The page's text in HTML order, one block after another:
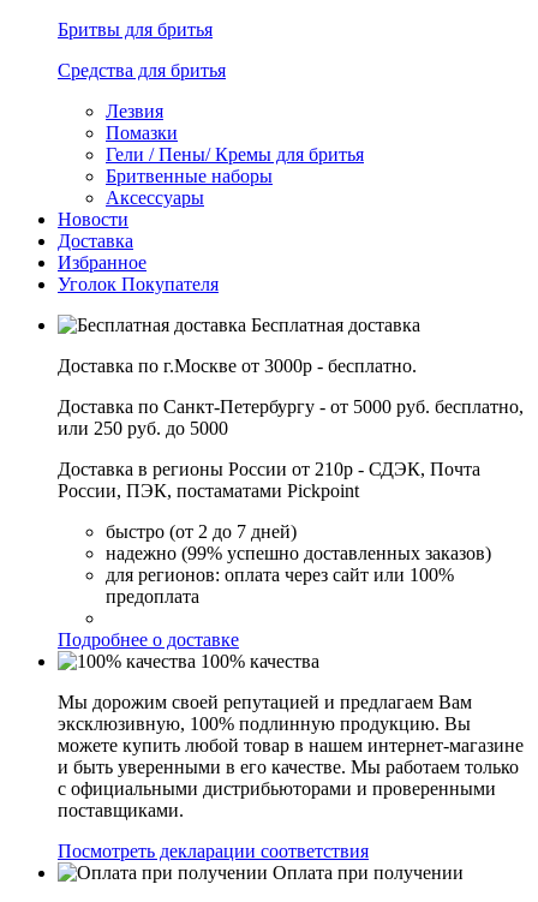
Бритвы для бритья
Средства для бритья
Лезвия
Помазки
Гели / Пены/ Кремы для бритья
Бритвенные наборы
Аксессуары
Новости
Доставка
Избранное
Уголок Покупателя
Бесплатная доставка
Доставка по г.Москве от 3000р - бесплатно.
Доставка по Санкт-Петербургу - от 5000 руб. бесплатно,
или 250 руб. до 5000
Доставка в регионы России от 210р - СДЭК, Почта
России, ПЭК, постаматами Pickpoint
быстро (от 2 до 7 дней)
надежно (99% успешно доставленных заказов)
для регионов: оплата через сайт или 100%
предоплата
Подробнее о доставке
100% качества
Мы дорожим своей репутацией и предлагаем Вам
эксклюзивную, 100% подлинную продукцию. Вы
можете купить любой товар в нашем интернет-магазине
и быть уверенными в его качестве. Мы работаем только
с официальными дистрибьюторами и проверенными
поставщиками.
Посмотреть декларации соответствия
Оплата при получении